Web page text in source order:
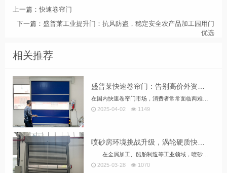
上一篇： 快速卷帘门
下一篇： 盛普莱工业提升门：抗风防盗，稳定安全农产品加工园用门
优选
相关推荐
2025-04-02
1149
2025-03-28
1070